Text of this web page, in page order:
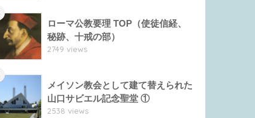
ローマ公教要理 TOP（使徒信経、
秘跡、十戒の部）
2749 views
メイソン教会として建て替えられた
山口サビエル記念聖堂 ①
2538 views